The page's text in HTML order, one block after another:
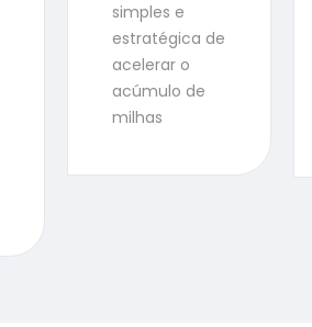
simples e
estratégica de
acelerar o
acúmulo de
milhas